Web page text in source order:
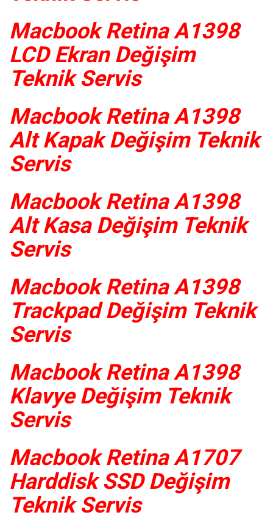
Macbook Retina A1398
LCD Ekran Değişim
Teknik Servis
Macbook Retina A1398
Alt Kapak Değişim Teknik
Servis
Macbook Retina A1398
Alt Kasa Değişim Teknik
Servis
Macbook Retina A1398
Trackpad Değişim Teknik
Servis
Macbook Retina A1398
Klavye Değişim Teknik
Servis
Macbook Retina A1707
Harddisk SSD Değişim
Teknik Servis